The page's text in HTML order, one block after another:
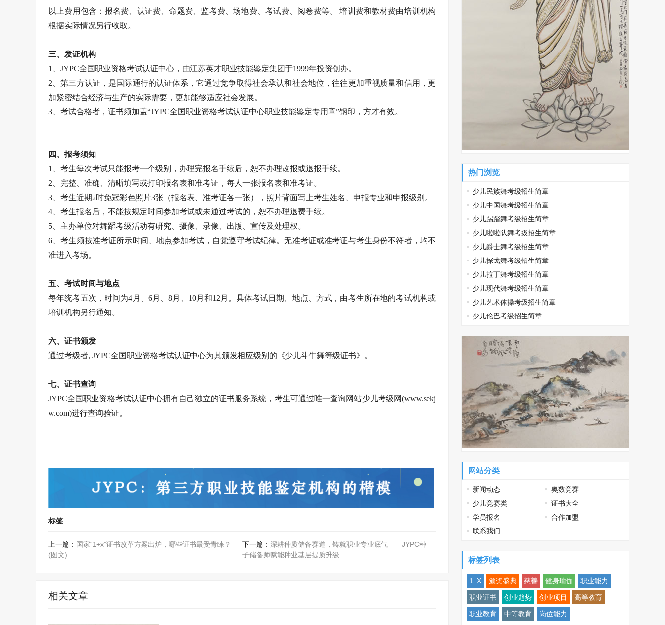
以上费用包含：报名费、认证费、命题费、监考费、场地费、考试费、阅卷费等。 培训费和教材费由培训机构
根据实际情况另行收取。
三、发证机构
1、JYPC全国职业资格考试认证中心，由江苏英才职业技能鉴定集团于1999年投资创办。
2、第三方认证，是国际通行的认证体系，它通过竞争取得社会承认和社会地位，往往更加重视质量和信用，更
加紧密结合经济与生产的实际需要，更加能够适应社会发展。
3、考试合格者，证书须加盖“JYPC全国职业资格考试认证中心职业技能鉴定专用章”钢印，方才有效。
四、报考须知
1、考生每次考试只能报考一个级别，办理完报名手续后，恕不办理改报或退报手续。
2、完整、准确、清晰填写或打印报名表和准考证，每人一张报名表和准考证。
3、考生近期2吋免冠彩色照片3张（报名表、准考证各一张），照片背面写上考生姓名、申报专业和申报级别。
4、考生报名后，不能按规定时间参加考试或未通过考试的，恕不办理退费手续。
5、主办单位对舞蹈考级活动有研究、摄像、录像、出版、宣传及处理权。
6、考生须按准考证所示时间、地点参加考试，自觉遵守考试纪律。无准考证或准考证与考生身份不符者，均不
准进入考场。
五、考试时间与地点
每年统考五次，时间为4月、6月、8月、10月和12月。具体考试日期、地点、方式，由考生所在地的考试机构或
培训机构另行通知。
六、证书颁发
通过考级者, JYPC全国职业资格考试认证中心为其颁发相应级别的《少儿斗牛舞等级证书》。
七、证书查询
JYPC全国职业资格考试认证中心拥有自己独立的证书服务系统，考生可通过唯一查询网站少儿考级网(www.sekj
w.com)进行查询验证。
标签
上一篇： 国家“1+x”证书改革方案出炉，哪些证书最受青睐？
(图文)
下一篇： 深耕种质储备赛道，铸就职业专业底气——JYPC种
子储备师赋能种业基层提质升级
相关文章
热门浏览
少儿民族舞考级招生简章
少儿中国舞考级招生简章
少儿踢踏舞考级招生简章
少儿啦啦队舞考级招生简章
少儿爵士舞考级招生简章
少儿探戈舞考级招生简章
少儿拉丁舞考级招生简章
少儿现代舞考级招生简章
少儿艺术体操考级招生简章
少儿伦巴考级招生简章
网站分类
新闻动态
奥数竞赛
少儿竞赛类
证书大全
学员报名
合作加盟
联系我们
标签列表
1+X 颁奖盛典 慈善 健身瑜伽 职业能力
职业证书 创业趋势 创业项目 高等教育
职业教育 中等教育 岗位能力